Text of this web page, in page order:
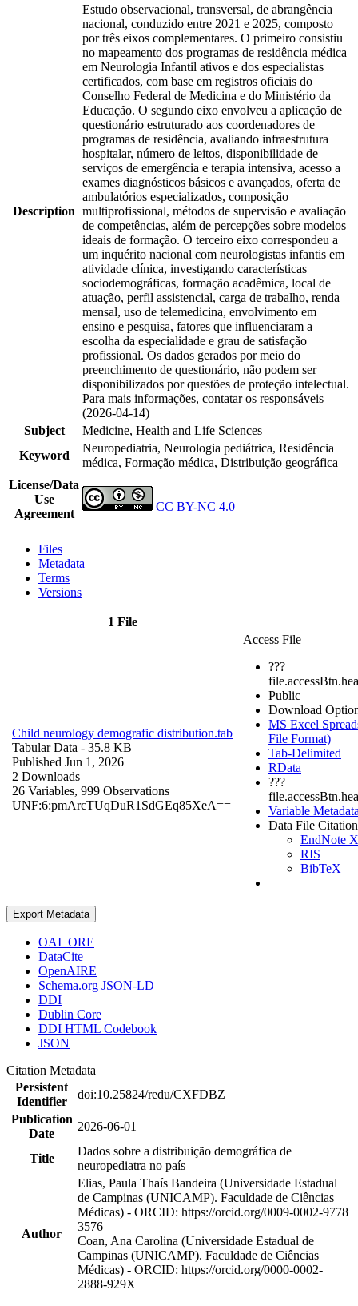
Description
Estudo observacional, transversal, de abrangência
nacional, conduzido entre 2021 e 2025, composto
por três eixos complementares. O primeiro consistiu
no mapeamento dos programas de residência médica
em Neurologia Infantil ativos e dos especialistas
certificados, com base em registros oficiais do
Conselho Federal de Medicina e do Ministério da
Educação. O segundo eixo envolveu a aplicação de
questionário estruturado aos coordenadores de
programas de residência, avaliando infraestrutura
hospitalar, número de leitos, disponibilidade de
serviços de emergência e terapia intensiva, acesso a
exames diagnósticos básicos e avançados, oferta de
ambulatórios especializados, composição
multiprofissional, métodos de supervisão e avaliação
de competências, além de percepções sobre modelos
ideais de formação. O terceiro eixo correspondeu a
um inquérito nacional com neurologistas infantis em
atividade clínica, investigando características
sociodemográficas, formação acadêmica, local de
atuação, perfil assistencial, carga de trabalho, renda
mensal, uso de telemedicina, envolvimento em
ensino e pesquisa, fatores que influenciaram a
escolha da especialidade e grau de satisfação
profissional. Os dados gerados por meio do
preenchimento de questionário, não podem ser
disponibilizados por questões de proteção intelectual.
Para mais informações, contatar os responsáveis
(2026-04-14)
Subject
Medicine, Health and Life Sciences
Keyword
Neuropediatria, Neurologia pediátrica, Residência
médica, Formação médica, Distribuição geográfica
License/Data
Use
Agreement
CC BY-NC 4.0
Files
Metadata
Terms
Versions
1 File
Child neurology demografic distribution.tab
Tabular Data - 35.8 KB
Published Jun 1, 2026
2 Downloads
26 Variables, 999 Observations
UNF:6:pmArcTUqDuR1SdGEq85XeA==
Access File
???
Public
Download
MS Excel
File Format)
Tab-Delimited
RData
???
Variable
Data File Citation
EndNote
RIS
BibTeX
Export Metadata
OAI_ORE
DataCite
OpenAIRE
Schema.org JSON-LD
DDI
Dublin Core
DDI HTML Codebook
JSON
Citation Metadata
Persistent
Identifier
doi:10.25824/redu/CXFDBZ
Publication
Date
2026-06-01
Title
Dados sobre a distribuição demográfica de
neuropediatra no país
Author
Elias, Paula Thaís Bandeira (Universidade Estadual
de Campinas (UNICAMP). Faculdade de Ciências
Médicas) - ORCID: https://orcid.org/0009-0002-9778
3576
Coan, Ana Carolina (Universidade Estadual de
Campinas (UNICAMP). Faculdade de Ciências
Médicas) - ORCID: https://orcid.org/0000-0002-
2888-929X